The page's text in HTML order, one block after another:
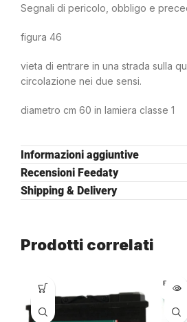
Segnali di pericolo, obbligo e
figura 46
vieta di entrare in una strada sulla
circolazione nei due sensi.
diametro cm 60 in lamiera classe 1
Informazioni aggiuntive
Recensioni Feedaty
Shipping & Delivery
Prodotti correlati
ESAURI
TO